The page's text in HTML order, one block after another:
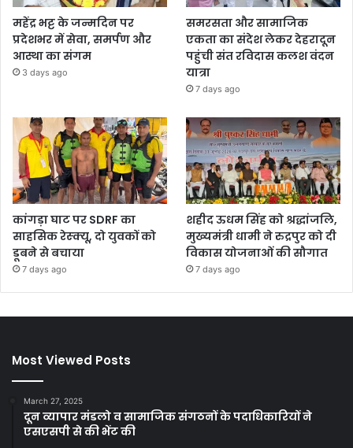
महेंद्र भट्ट के जन्मदिन पर
प्रदेशभर में सेवा, समर्पण और
आस्था का संगम
3 days ago
समरसता और सामाजिक
एकता का संदेश लेकर देहरादून
पहुंची संत रविदास कलश वंदन
यात्रा
7 days ago
कांगड़ा घाट पर SDRF का
साहसिक रेस्क्यू, दो युवकों को
डूबने से बचाया
7 days ago
शहीद ऊधम सिंह को श्रद्धांजलि,
मुख्यमंत्री धामी ने रुद्रपुर को दी
विकास योजनाओं की सौगात
7 days ago
Most Viewed Posts
March 27, 2025
दून व्यापार मंडलो व सामाजिक संगठनों के पदाधिकारियों ने
एसएसपी से की भेंट की